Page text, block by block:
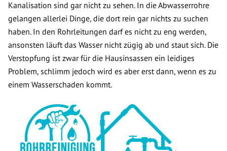
Kanalisation sind gar nicht zu sehen. In die Abwasserrohre
gelangen allerlei Dinge, die dort rein gar nichts zu suchen
haben. In den Rohrleitungen darf es nicht zu eng werden,
ansonsten läuft das Wasser nicht zügig ab und staut sich. Die
Verstopfung ist zwar für die Hausinsassen ein leidiges
Problem, schlimm jedoch wird es aber erst dann, wenn es zu
einem Wasserschaden kommt.